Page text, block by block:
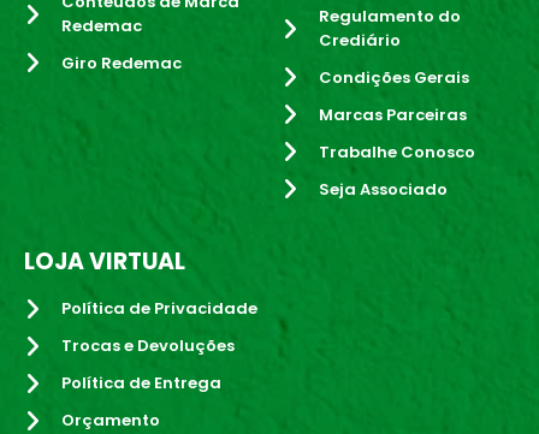
Redemac
Giro Redemac
Regulamento do
Crediário
Condições Gerais
Marcas Parceiras
Trabalhe Conosco
Seja Associado
LOJA VIRTUAL
Política de Privacidade
Trocas e Devoluções
Política de Entrega
Orçamento